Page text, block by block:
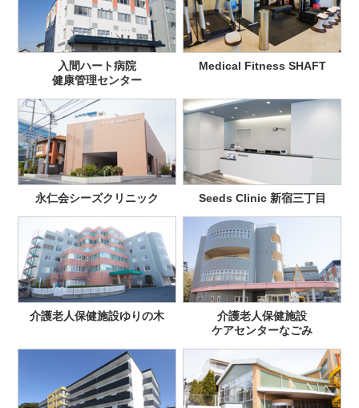
入間ハート病院
健康管理センター
Medical Fitness SHAFT
永仁会シーズクリニック Seeds Clinic 新宿三丁目
介護老人保健施設ゆりの木
介護老人保健施設
ケアセンターなごみ